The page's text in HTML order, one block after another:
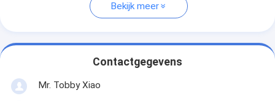
Bekijk meer
Contactgegevens
Mr. Tobby Xiao